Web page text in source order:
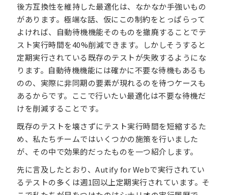
後方互換性を維持した最適化は、なかなか手強いもの
があります。極端な話、仮にこの制約をとっぱらって
よければ、自動待機機能そのものを撤廃することでテ
スト実行時間を40%削減できます。しかしそうすると
定期実行されている既存のテストが失敗するようにな
ります。自動待機機能には確かに不要な待機もあるも
のの、実際に非同期の要素が現れるのを待つケースも
あるからです。ここで行いたい最適化は不要な待機だ
けを削減することです。
既存のテストを壊さずにテスト実行時間を短縮するた
め、私たちチームではいくつかの施策を行いました
が、その中で効果的だったものを一つ紹介します。
先に言及したとおり、Autify for Webで実行されてい
るテストの多くは週1回以上定期実行されています。そ